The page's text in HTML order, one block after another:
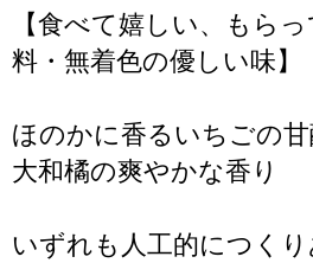
【食べて嬉しい、もら
料・無着色の優しい味】
ほのかに香るいちごの
大和橘の爽やかな香り
いずれも人工的につく